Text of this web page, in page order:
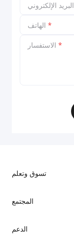
البريد الإلكتروني
الهاتف *
الاستفسار *
تسوق وتعلم
المجتمع
الدعم